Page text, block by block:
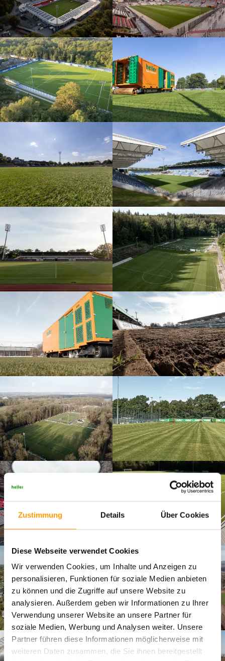
Zustimmung Details Über Cookies
Diese Webseite verwendet Cookies
Wir verwenden Cookies, um Inhalte und Anzeigen zu
personalisieren, Funktionen für soziale Medien anbieten
zu können und die Zugriffe auf unsere Website zu
analysieren. Außerdem geben wir Informationen zu Ihrer
Verwendung unserer Website an unsere Partner für
soziale Medien, Werbung und Analysen weiter. Unsere
Partner führen diese Informationen möglicherweise mit
weiteren Daten zusammen, die Sie ihnen bereitgestellt